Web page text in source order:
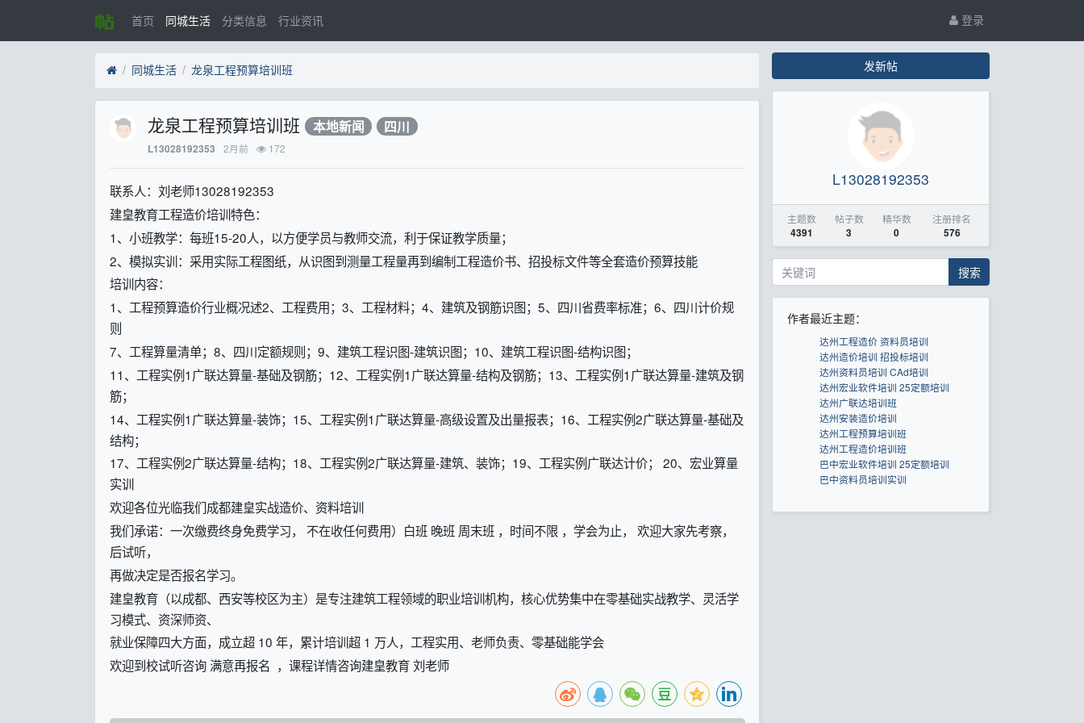
首页 同城生活 分类信息 行业资讯 登录
同城生活 龙泉工程预算培训班
龙泉工程预算培训班 本地新闻 四川
L13028192353 2月前 172
联系人：刘老师13028192353
建皇教育工程造价培训特色：
1、小班教学：每班15-20人，以方便学员与教师交流，利于保证教学质量；
2、模拟实训：采用实际工程图纸，从识图到测量工程量再到编制工程造价书、招投标文件等全套造价预算技能
培训内容：
1、工程预算造价行业概况述2、工程费用；3、工程材料；4、建筑及钢筋识图；5、四川省费率标准；6、四川计价规
则
7、工程算量清单；8、四川定额规则；9、建筑工程识图-建筑识图；10、建筑工程识图-结构识图；
11、工程实例1广联达算量-基础及钢筋；12、工程实例1广联达算量-结构及钢筋；13、工程实例1广联达算量-建筑及钢
筋；
14、工程实例1广联达算量-装饰；15、工程实例1广联达算量-高级设置及出量报表；16、工程实例2广联达算量-基础及
结构；
17、工程实例2广联达算量-结构；18、工程实例2广联达算量-建筑、装饰；19、工程实例广联达计价； 20、宏业算量
实训
欢迎各位光临我们成都建皇实战造价、资料培训
我们承诺：一次缴费终身免费学习， 不在收任何费用）白班 晚班 周末班 ，时间不限 ，学会为止， 欢迎大家先考察，
后试听，
再做决定是否报名学习。
建皇教育（以成都、西安等校区为主）是专注建筑工程领域的职业培训机构，核心优势集中在零基础实战教学、灵活学
习模式、资深师资、
就业保障四大方面，成立超 10 年，累计培训超 1 万人，工程实用、老师负责、零基础能学会
欢迎到校试听咨询 满意再报名 ，课程详情咨询建皇教育 刘老师
发新帖
L13028192353
主题数
4391
帖子数
3
精华数
0
注册排名
576
搜索
作者最近主题：
达州工程造价 资料员培训
达州造价培训 招投标培训
达州资料员培训 CAd培训
达州宏业软件培训 25定额培训
达州广联达培训班
达州安装造价培训
达州工程预算培训班
达州工程造价培训班
巴中宏业软件培训 25定额培训
巴中资料员培训实训